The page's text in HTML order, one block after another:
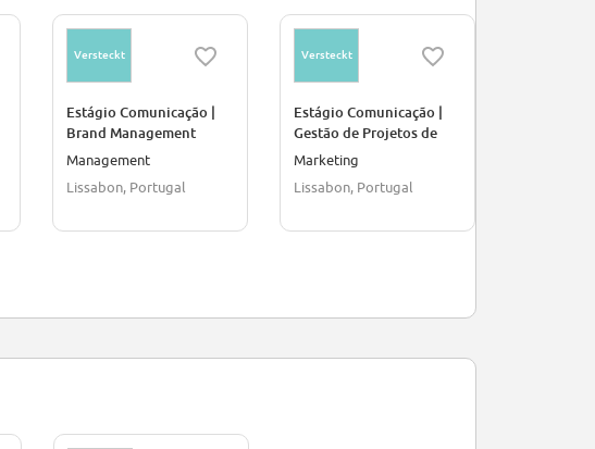
Versteckt
Estágio Comunicação |
Brand Management
Management
Lissabon, Portugal
Versteckt
Estágio Comunicação |
Gestão de Projetos de
Experiência
Marketing
Lissabon, Portugal